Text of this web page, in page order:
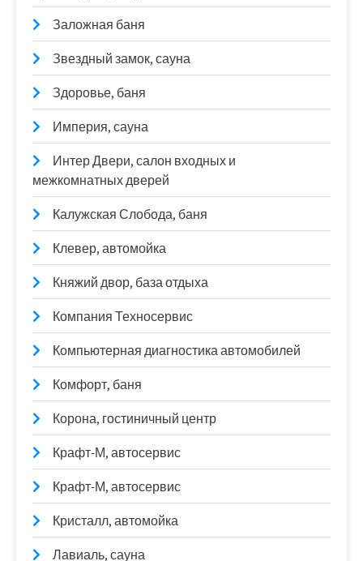
Заложная баня
Звездный замок, сауна
Здоровье, баня
Империя, сауна
Интер Двери, салон входных и
межкомнатных дверей
Калужская Слобода, баня
Клевер, автомойка
Княжий двор, база отдыха
Компания Техносервис
Компьютерная диагностика автомобилей
Комфорт, баня
Корона, гостиничный центр
Крафт-М, автосервис
Крафт-М, автосервис
Кристалл, автомойка
Лавиаль, сауна